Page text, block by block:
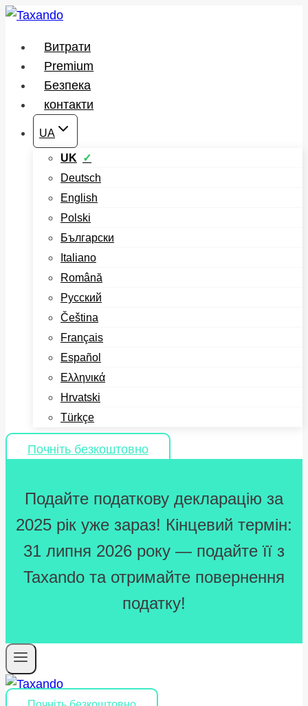
Перейти
вмісту
Витрати
Premium
Безпека
контакти
UA
UK
Deutsch
English
Polski
Български
Italiano
Română
Русский
Čeština
Français
Español
Ελληνικά
Hrvatski
Türkçe
Почніть безкоштовно
Подайте податкову декларацію за
2025 рік уже зараз! Кінцевий термін:
31 липня 2026 року — подайте її з
Taxando та отримайте повернення
податку!